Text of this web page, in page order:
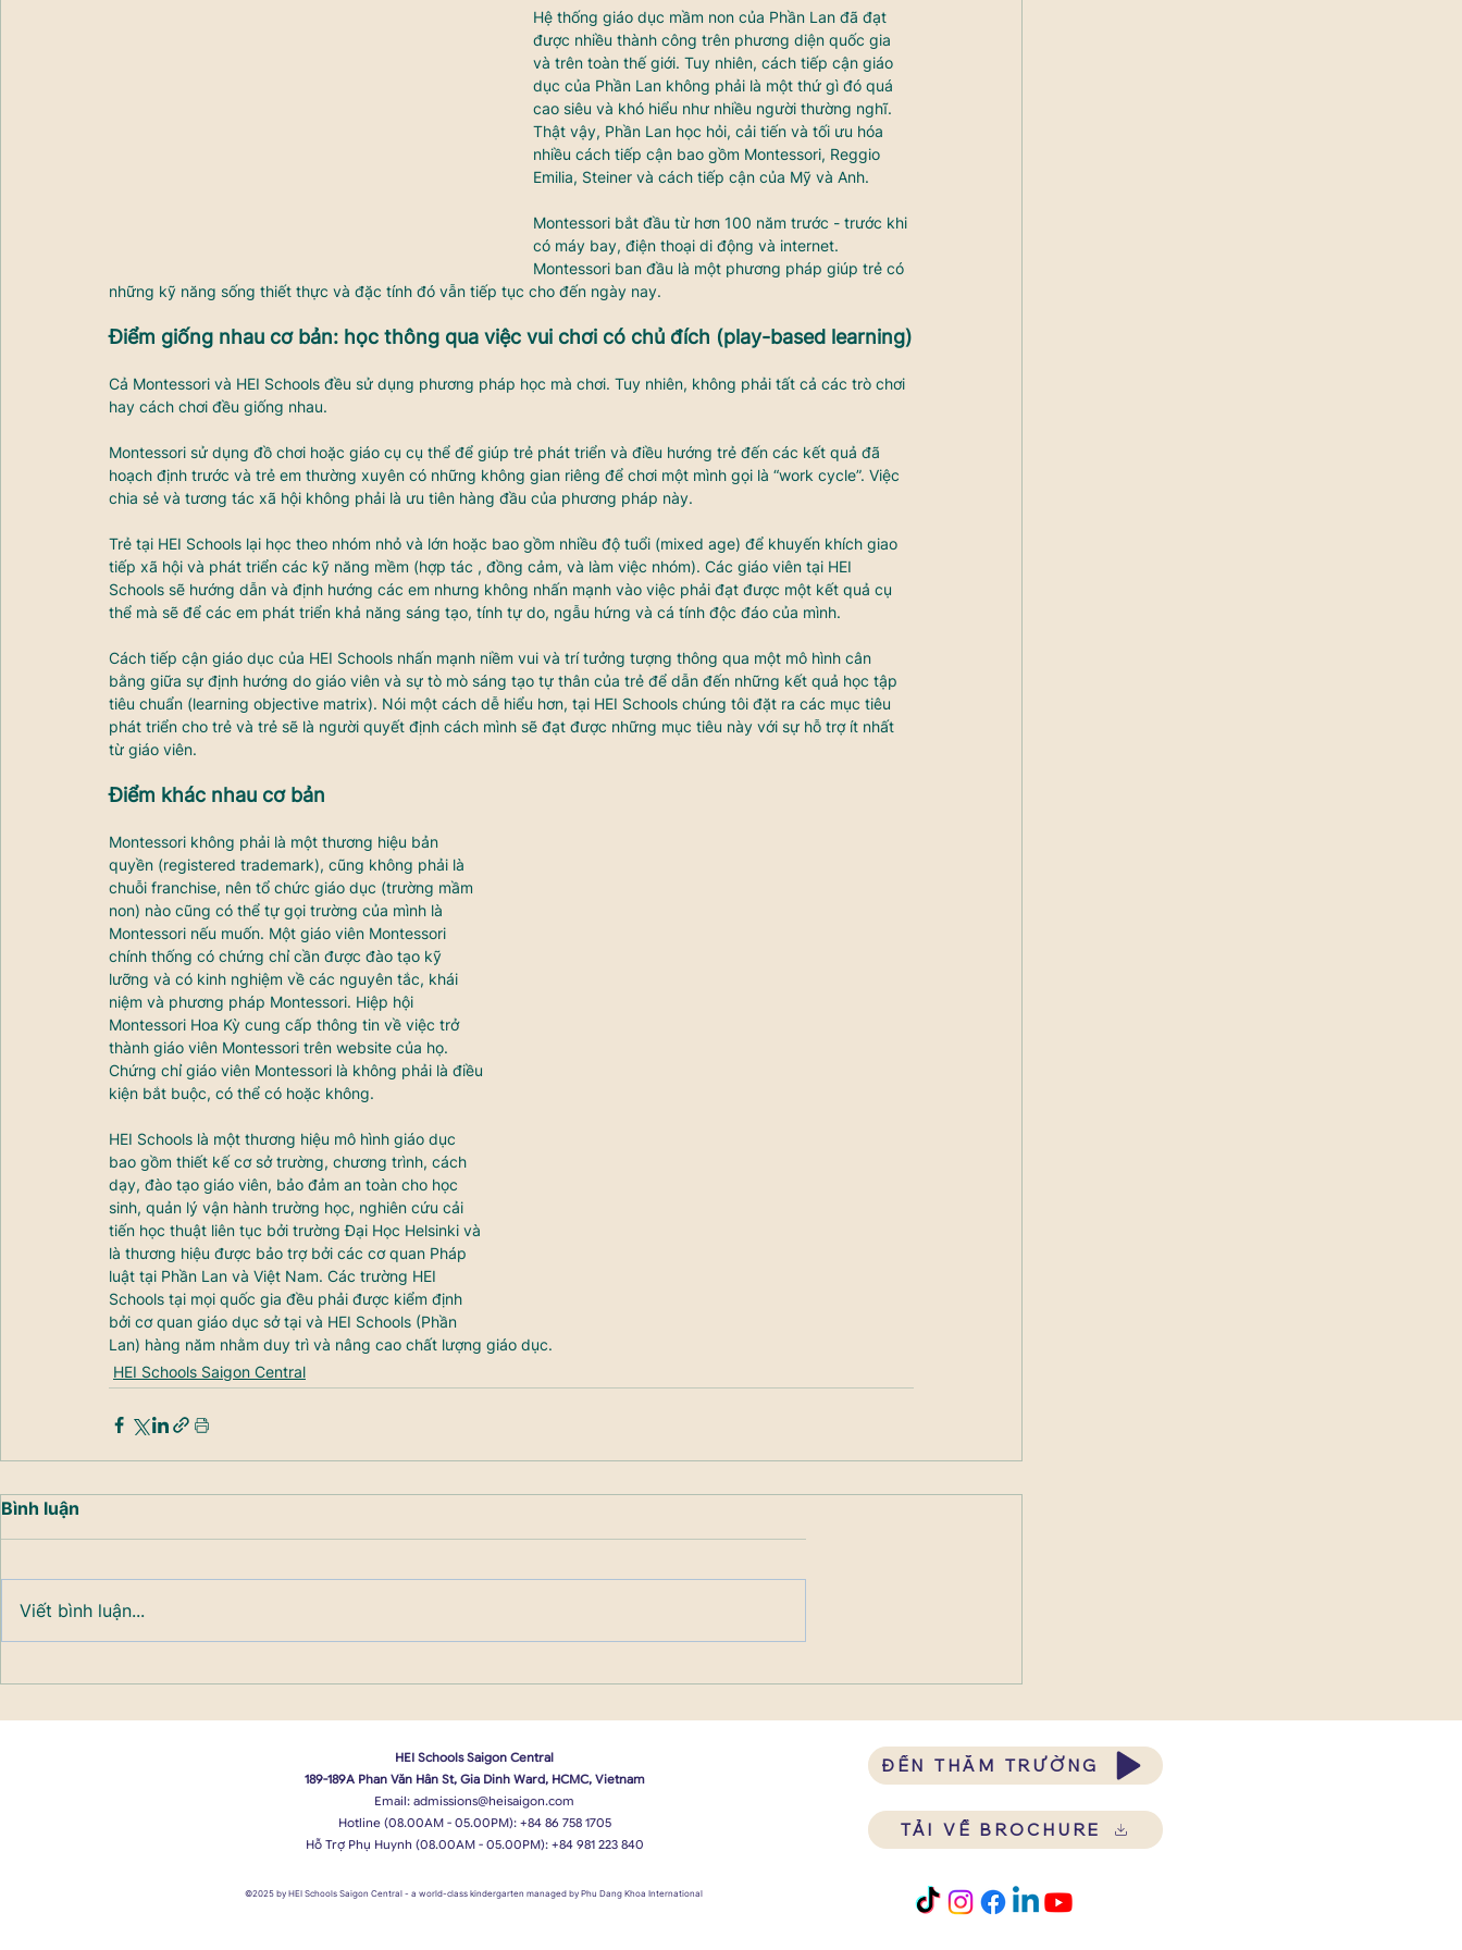
Hệ thống giáo dục mầm non của Phần Lan đã đạt
được nhiều thành công trên phương diện quốc gia
và trên toàn thế giới. Tuy nhiên, cách tiếp cận giáo
dục của Phần Lan không phải là một thứ gì đó quá
cao siêu và khó hiểu như nhiều người thường nghĩ.
Thật vậy, Phần Lan học hỏi, cải tiến và tối ưu hóa
nhiều cách tiếp cận bao gồm Montessori, Reggio
Emilia, Steiner và cách tiếp cận của Mỹ và Anh.
Montessori bắt đầu từ hơn 100 năm trước - trước khi
có máy bay, điện thoại di động và internet.
Montessori ban đầu là một phương pháp giúp trẻ có
những kỹ năng sống thiết thực và đặc tính đó vẫn tiếp tục cho đến ngày nay.
Điểm giống nhau cơ bản: học thông qua việc vui chơi có chủ đích (play-based learning)
Cả Montessori và HEI Schools đều sử dụng phương pháp học mà chơi. Tuy nhiên, không phải tất cả các trò chơi
hay cách chơi đều giống nhau.
Montessori sử dụng đồ chơi hoặc giáo cụ cụ thể để giúp trẻ phát triển và điều hướng trẻ đến các kết quả đã
hoạch định trước và trẻ em thường xuyên có những không gian riêng để chơi một mình gọi là “work cycle”. Việc
chia sẻ và tương tác xã hội không phải là ưu tiên hàng đầu của phương pháp này.
Trẻ tại HEI Schools lại học theo nhóm nhỏ và lớn hoặc bao gồm nhiều độ tuổi (mixed age) để khuyến khích giao
tiếp xã hội và phát triển các kỹ năng mềm (hợp tác , đồng cảm, và làm việc nhóm). Các giáo viên tại HEI
Schools sẽ hướng dẫn và định hướng các em nhưng không nhấn mạnh vào việc phải đạt được một kết quả cụ
thể mà sẽ để các em phát triển khả năng sáng tạo, tính tự do, ngẫu hứng và cá tính độc đáo của mình.
Cách tiếp cận giáo dục của HEI Schools nhấn mạnh niềm vui và trí tưởng tượng thông qua một mô hình cân
bằng giữa sự định hướng do giáo viên và sự tò mò sáng tạo tự thân của trẻ để dẫn đến những kết quả học tập
tiêu chuẩn (learning objective matrix). Nói một cách dễ hiểu hơn, tại HEI Schools chúng tôi đặt ra các mục tiêu
phát triển cho trẻ và trẻ sẽ là người quyết định cách mình sẽ đạt được những mục tiêu này với sự hỗ trợ ít nhất
từ giáo viên.
Điểm khác nhau cơ bản
Montessori không phải là một thương hiệu bản
quyền (registered trademark), cũng không phải là
chuỗi franchise, nên tổ chức giáo dục (trường mầm
non) nào cũng có thể tự gọi trường của mình là
Montessori nếu muốn. Một giáo viên Montessori
chính thống có chứng chỉ cần được đào tạo kỹ
lưỡng và có kinh nghiệm về các nguyên tắc, khái
niệm và phương pháp Montessori. Hiệp hội
Montessori Hoa Kỳ cung cấp thông tin về việc trở
thành giáo viên Montessori trên website của họ.
Chứng chỉ giáo viên Montessori là không phải là điều
kiện bắt buộc, có thể có hoặc không.
HEI Schools là một thương hiệu mô hình giáo dục
bao gồm thiết kế cơ sở trường, chương trình, cách
dạy, đào tạo giáo viên, bảo đảm an toàn cho học
sinh, quản lý vận hành trường học, nghiên cứu cải
tiến học thuật liên tục bởi trường Đại Học Helsinki và
là thương hiệu được bảo trợ bởi các cơ quan Pháp
luật tại Phần Lan và Việt Nam. Các trường HEI
Schools tại mọi quốc gia đều phải được kiểm định
bởi cơ quan giáo dục sở tại và HEI Schools (Phần
Lan) hàng năm nhằm duy trì và nâng cao chất lượng giáo dục.
HEI Schools Saigon Central
Bình luận
Viết bình luận...
HEI Schools Saigon Central
189-189A Phan Văn Hân St, Gia Dinh Ward, HCMC, Vietnam
Email: admissions@heisaigon.com
Hotline (08.00AM - 05.00PM): +84 86 758 1705
Hỗ Trợ Phụ Huynh (08.00AM - 05.00PM): +84 981 223 840
©2025 by HEI Schools Saigon Central - a world-class kindergarten managed by Phu Dang Khoa International
ĐẾN THĂM TRƯỜNG
TẢI VỀ BROCHURE